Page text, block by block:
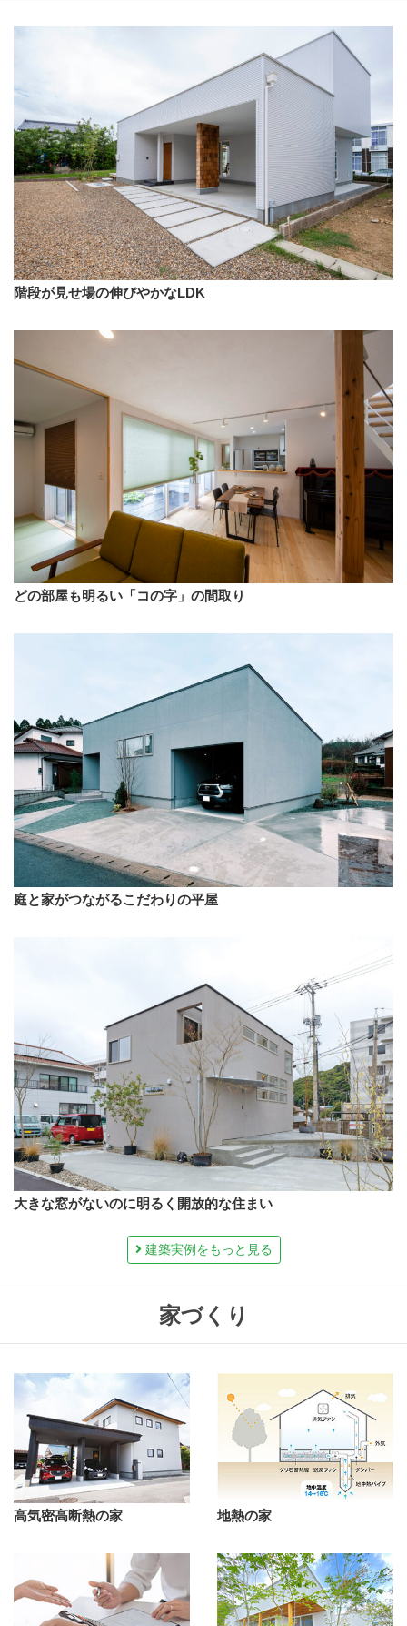
階段が見せ場の伸びやかなLDK
どの部屋も明るい「コの字」の間取り
庭と家がつながるこだわりの平屋
大きな窓がないのに明るく開放的な住まい
建築実例をもっと見る
家づくり
高気密高断熱の家 地熱の家